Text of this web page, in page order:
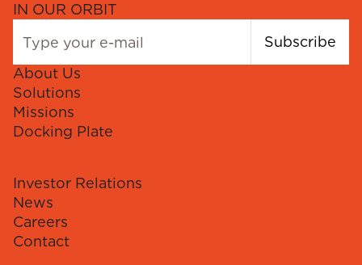
IN OUR ORBIT
Subscribe
About Us
Solutions
Missions
Docking Plate
Investor Relations
News
Careers
Contact